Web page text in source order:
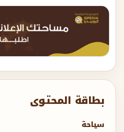
بطاقة المحتوى
سياحة